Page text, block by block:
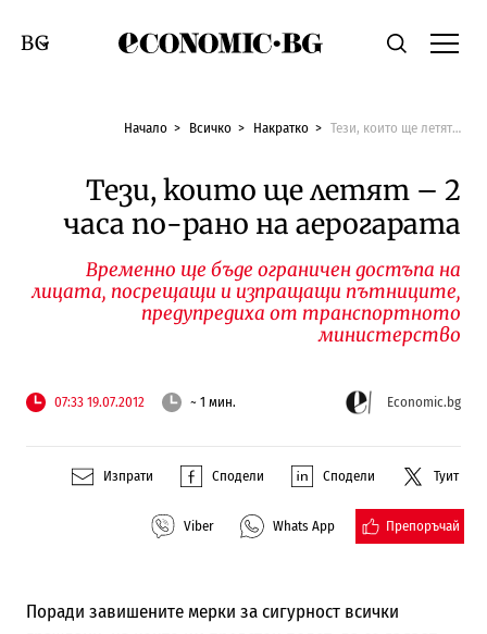
Economic.bgТърсене
Смяна на език
Начало Всичко Накратко Тези, които ще летят – 2 часа по-рано на аерогарата
Тези, които ще летят – 2
часа по-рано на аерогарата
Временно ще бъде ограничен достъпа на
лицата, посрещащи и изпращащи пътниците,
предупредиха от транспортното
министерство
07:33 19.07.2012 ~ 1 мин. Economic.bg
Изпрати Сподели Сподели Туит
Viber Whats App Препоръчай
Поради завишените мерки за сигурност всички